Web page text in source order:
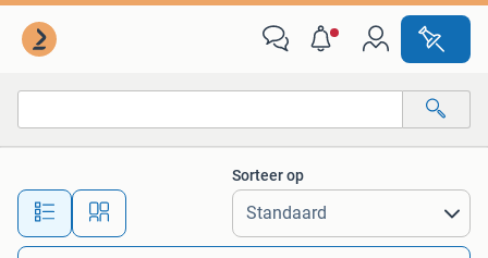
Alle afstanden…
Sorteer op